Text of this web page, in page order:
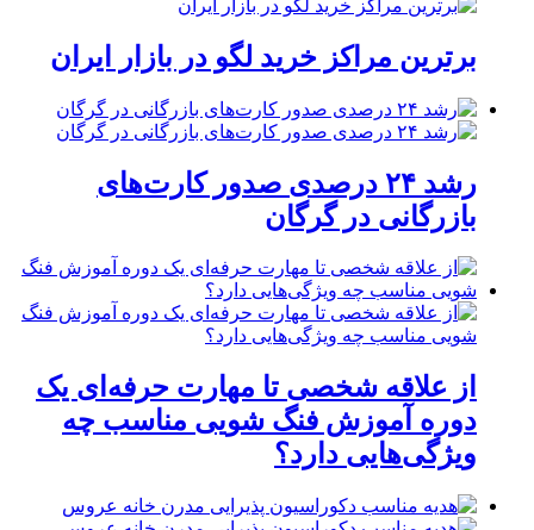
برترین مراکز خرید لگو در بازار ایران
رشد ۲۴ درصدی صدور کارت‌های
بازرگانی در گرگان
از علاقه شخصی تا مهارت حرفه‌ای یک
دوره آموزش فنگ شویی مناسب چه
ویژگی‌هایی دارد؟